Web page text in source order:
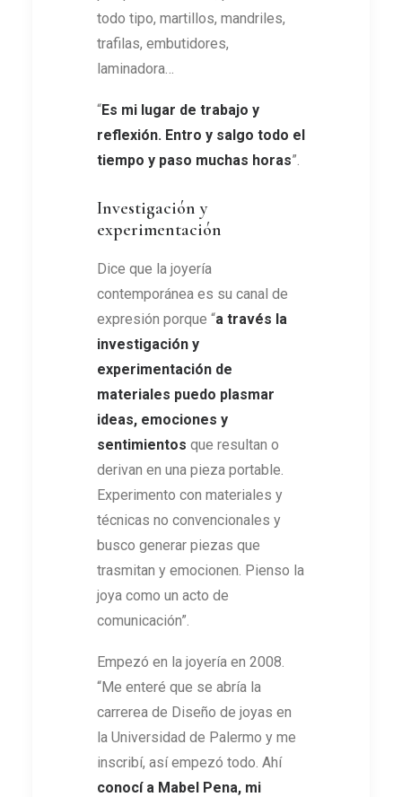
todo tipo, martillos, mandriles,
trafilas, embutidores,
laminadora…
“Es mi lugar de trabajo y
reflexión. Entro y salgo todo el
tiempo y paso muchas horas”.
Investigación y
experimentación
Dice que la joyería
contemporánea es su canal de
expresión porque “a través la
investigación y
experimentación de
materiales puedo plasmar
ideas, emociones y
sentimientos que resultan o
derivan en una pieza portable.
Experimento con materiales y
técnicas no convencionales y
busco generar piezas que
trasmitan y emocionen. Pienso la
joya como un acto de
comunicación”.
Empezó en la joyería en 2008.
“Me enteré que se abría la
carrerea de Diseño de joyas en
la Universidad de Palermo y me
inscribí, así empezó todo. Ahí
conocí a Mabel Pena, mi